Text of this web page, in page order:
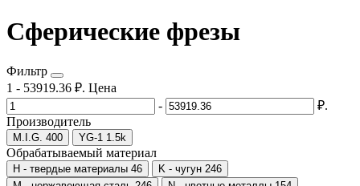
Сферические фрезы
Фильтр
1 - 53919.36 ₽. Цена
-
₽.
Производитель
M.I.G. 400 YG-1 1.5k
Обрабатываемый материал
H - твердые материалы 46 K - чугун 246